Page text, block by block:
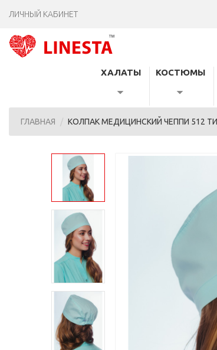
ЛИЧНЫЙ КАБИНЕТ
ХАЛАТЫ КОСТЮМЫ
ГЛАВНАЯ КОЛПАК МЕДИЦИНСКИЙ ЧЕППИ 512